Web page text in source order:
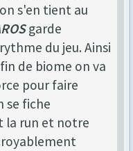
s'en tient au
garde
du jeu. Ainsi
de biome on va
pour faire
se fiche
la run et notre